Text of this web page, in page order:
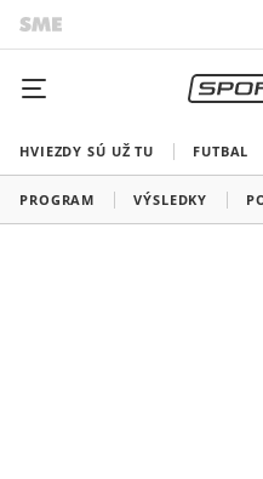
HVIEZDY SÚ UŽ TU FUTBAL
PROGRAM VÝSLEDKY